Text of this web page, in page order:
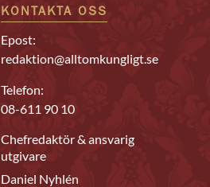
KONTAKTA OSS
Epost:
redaktion@alltomkungligt.se
Telefon:
08-611 90 10
Chefredaktör & ansvarig
utgivare
Daniel Nyhlén